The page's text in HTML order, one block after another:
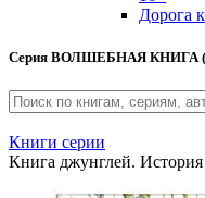
Дорога
Серия ВОЛШЕБНАЯ КНИГА
Книги серии
Книга джунглей.